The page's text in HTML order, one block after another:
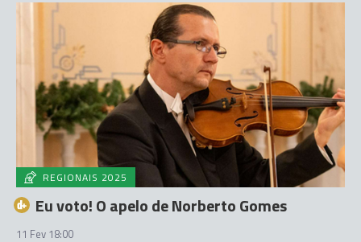
REGIONAIS 2025
Eu voto! O apelo de Norberto Gomes
11 Fev 18:00